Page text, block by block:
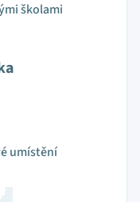
školami
umístění